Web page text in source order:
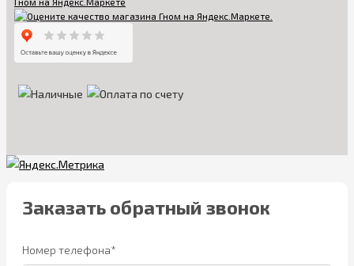
Заказать обратный звонок
Номер телефона*